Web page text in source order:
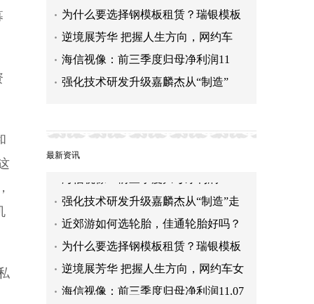
为什么要选择钢模板租赁？瑞银模板
逆境展芳华 把握人生方向，网约车
海信视像：前三季度归母净利润11
强化技术研发升级嘉麟杰从“制造”
最新资讯
亿元 同比增长76.86%
强化技术研发升级嘉麟杰从“制造”走
向“智造”
近郊游如何选轮胎，佳通轮胎好吗？
为什么要选择钢模板租赁？瑞银模板
告诉你！
逆境展芳华 把握人生方向，网约车女
司机展新时代巾帼风采
海信视像：前三季度归母净利润11.07